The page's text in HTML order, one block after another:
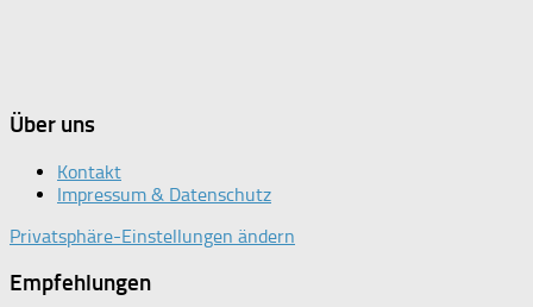
Über uns
Kontakt
Impressum & Datenschutz
Privatsphäre-Einstellungen ändern
Empfehlungen